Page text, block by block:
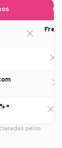
=
pelos